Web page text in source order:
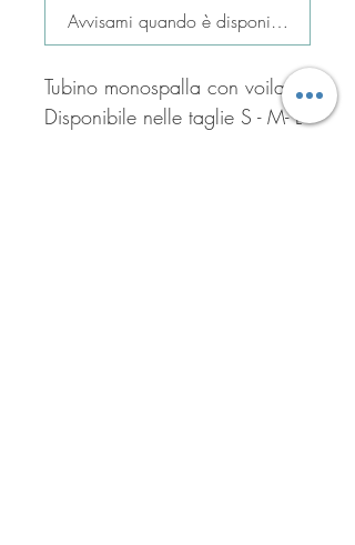
Avvisami quando è disponibile
Tubino monospalla con voilant
Disponibile nelle taglie S - M- L